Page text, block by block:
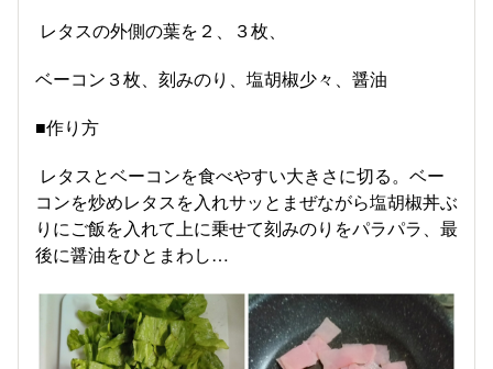
レタスの外側の葉を２、３枚、
ベーコン３枚、刻みのり、塩胡椒少々、醤油
■作り方
レタスとベーコンを食べやすい大きさに切る。ベー
コンを炒めレタスを入れサッとまぜながら塩胡椒丼ぶ
りにご飯を入れて上に乗せて刻みのりをパラパラ、最
後に醤油をひとまわし…